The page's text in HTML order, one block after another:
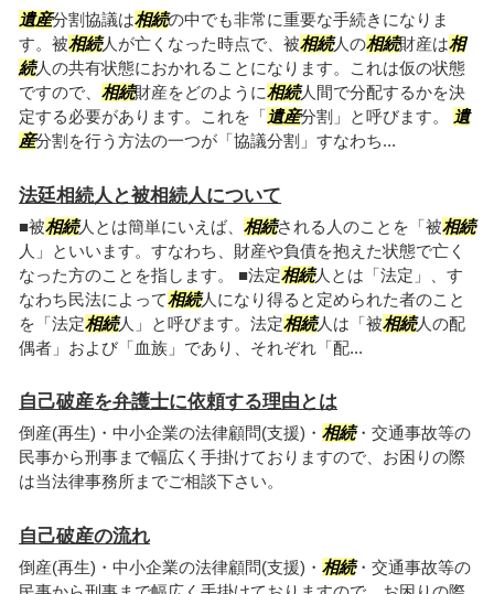
遺産分割協議は相続の中でも非常に重要な手続きになりま
す。被相続人が亡くなった時点で、被相続人の相続財産は相
続人の共有状態におかれることになります。これは仮の状態
ですので、 相続財産をどのように相続人間で分配するかを決
定する必要があります。これを「遺産分割」と呼びます。
遺
産分割を行う方法の一つが「協議分割」すなわち...
法廷相続人と被相続人について
■被相続人とは簡単にいえば、 相続される人のことを「被相続
人」といいます。すなわち、財産や負債を抱えた状態で亡く
なった方のことを指します。 ■法定相続人とは「法定」、す
なわち民法によって相続人になり得ると定められた者のこと
を「法定相続人」と呼びます。法定相続人は「被相続人の配
偶者」および「血族」であり、それぞれ「配...
自己破産を弁護士に依頼する理由とは
倒産(再生)・中小企業の法律顧問(支援)・ 相続・交通事故等の
民事から刑事まで幅広く手掛けておりますので、お困りの際
は当法律事務所までご相談下さい。
自己破産の流れ
倒産(再生)・中小企業の法律顧問(支援)・ 相続・交通事故等の